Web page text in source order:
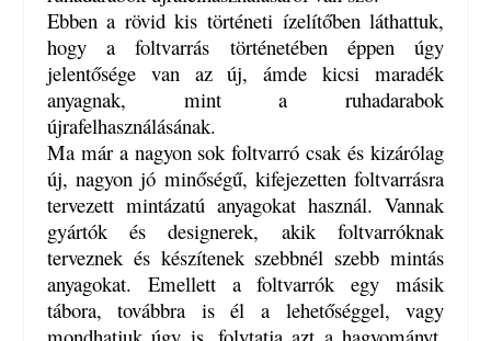
Ebben a rövid kis történeti ízelítőben láthattuk,
hogy a foltvarrás történetében éppen úgy
jelentősége van az új, ámde kicsi maradék
anyagnak, mint a ruhadarabok
újrafelhasználásának.
Ma már a nagyon sok foltvarró csak és kizárólag
új, nagyon jó minőségű, kifejezetten foltvarrásra
tervezett mintázatú anyagokat használ. Vannak
gyártók és designerek, akik foltvarróknak
terveznek és készítenek szebbnél szebb mintás
anyagokat. Emellett a foltvarrók egy másik
tábora, továbbra is él a lehetőséggel, vagy